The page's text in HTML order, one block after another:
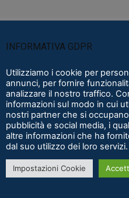
INFORMATIVA GDPR
Utilizziamo i cookie per
annunci, per fornire
analizzare il nostro traffico.
informazioni sul modo in cui
nostri partner che si
pubblicità e social media, i
altre informazioni che ha
dal suo utilizzo dei loro servizi.
Impostazioni Cookie